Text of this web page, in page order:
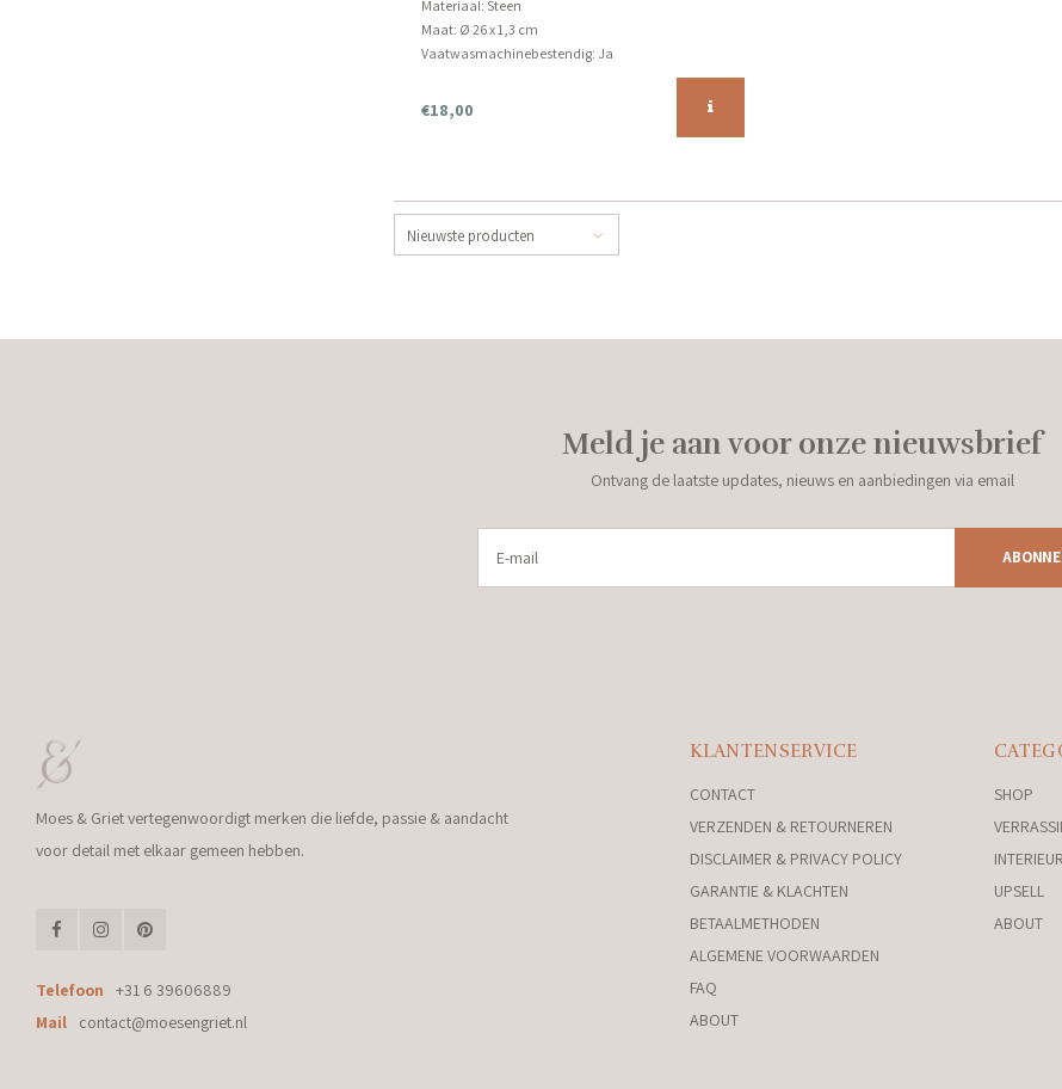
Materiaal: Steen
Maat: Ø 26 x 1,3 cm
Vaatwasmachinebestendig: Ja
€18,00
Nieuwste producten
Meld je aan voor onze nieuwsbrief
Ontvang de laatste updates, nieuws en aanbiedingen via email
Moes & Griet vertegenwoordigt merken die liefde, passie & aandacht
voor detail met elkaar gemeen hebben.
Telefoon
+31 6 39606889
Mail
contact@moesengriet.nl
KLANTENSERVICE
CONTACT
VERZENDEN & RETOURNEREN
DISCLAIMER & PRIVACY POLICY
GARANTIE & KLACHTEN
BETAALMETHODEN
ALGEMENE VOORWAARDEN
FAQ
ABOUT
SHOP
UPSELL
ABOUT